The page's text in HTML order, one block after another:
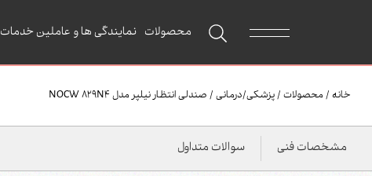
محصولات نمایندگی ها و عاملین خدمات
خانه / محصولات /پزشکی/درمانی / صندلی انتظار نیلپر مدل NOCW 829N4
مشخصات فنی سوالات متداول